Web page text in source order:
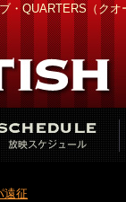
・QUARTERS（クオ
征